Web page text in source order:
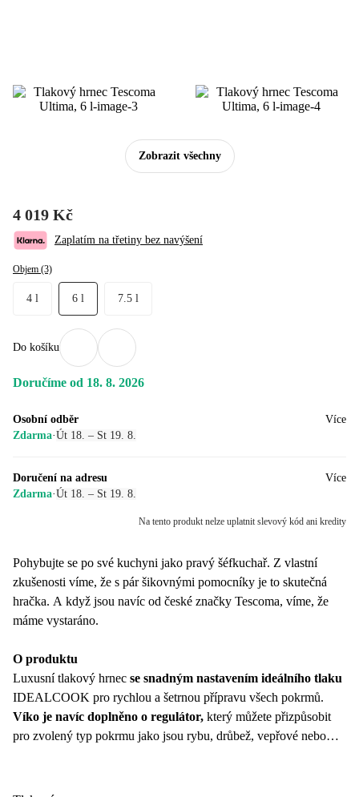
Zobrazit všechny
4 019 Kč
Zaplatím na třetiny bez navýšení
Objem (3)
4 l 6 l 7.5 l
Do košíku
Doručíme od 18. 8. 2026
Osobní odběr
Zdarma·Út 18. – St 19. 8.
Více
Doručení na adresu
Zdarma·Út 18. – St 19. 8.
Více
Na tento produkt nelze uplatnit slevový kód ani kredity
Pohybujte se po své kuchyni jako pravý šéfkuchař. Z vlastní
zkušenosti víme, že s pár šikovnými pomocníky je to skutečná
hračka. A když jsou navíc od české značky Tescoma, víme, že
máme vystaráno.
O produktu
Luxusní tlakový hrnec se snadným nastavením ideálního tlaku
IDEALCOOK pro rychlou a šetrnou přípravu všech pokrmů.
Víko je navíc doplněno o regulátor, který můžete přizpůsobit
pro zvolený typ pokrmu jako jsou rybu, drůbež, vepřové nebo
Díky velkému otočnému uzávěru víka lze hrnec pohodlně